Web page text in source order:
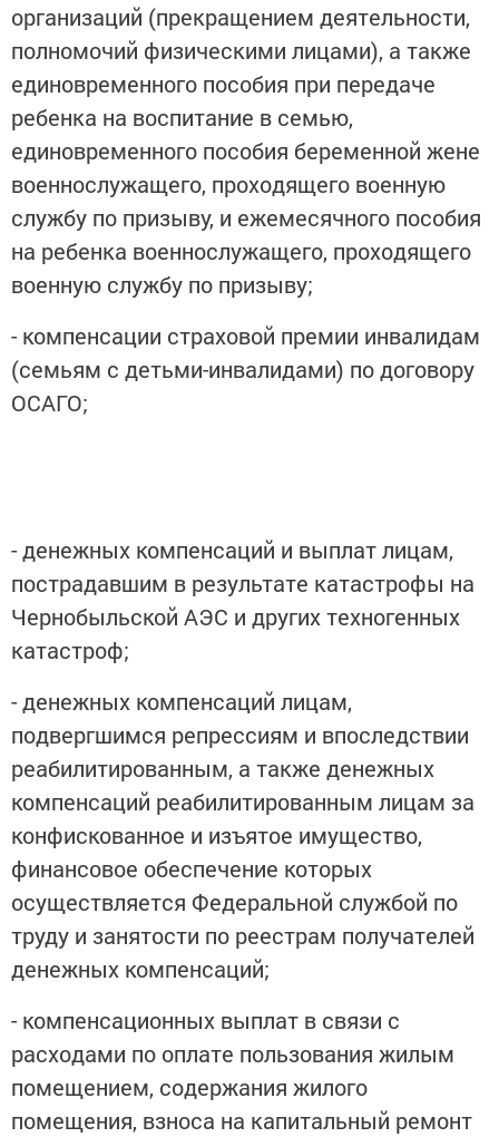
организаций (прекращением деятельности,
полномочий физическими лицами), а также
единовременного пособия при передаче
ребенка на воспитание в семью,
единовременного пособия беременной жене
военнослужащего, проходящего военную
службу по призыву, и ежемесячного пособия
на ребенка военнослужащего, проходящего
военную службу по призыву;
- компенсации страховой премии инвалидам
(семьям с детьми-инвалидами) по договору
ОСАГО;
- денежных компенсаций и выплат лицам,
пострадавшим в результате катастрофы на
Чернобыльской АЭС и других техногенных
катастроф;
- денежных компенсаций лицам,
подвергшимся репрессиям и впоследствии
реабилитированным, а также денежных
компенсаций реабилитированным лицам за
конфискованное и изъятое имущество,
финансовое обеспечение которых
осуществляется Федеральной службой по
труду и занятости по реестрам получателей
денежных компенсаций;
- компенсационных выплат в связи с
расходами по оплате пользования жилым
помещением, содержания жилого
помещения, взноса на капитальный ремонт